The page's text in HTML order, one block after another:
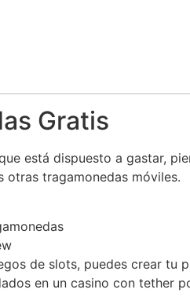
Gratis
está dispuesto a gastar,
otras tragamonedas móviles.
de slots, puedes crear tu
en un casino con tether